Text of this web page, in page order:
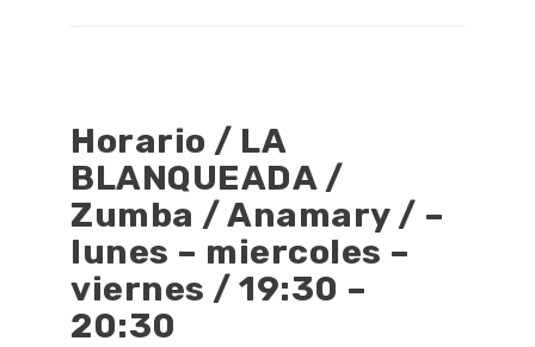
Horario / LA
BLANQUEADA /
Zumba / Anamary / –
lunes – miercoles –
viernes / 19:30 –
20:30